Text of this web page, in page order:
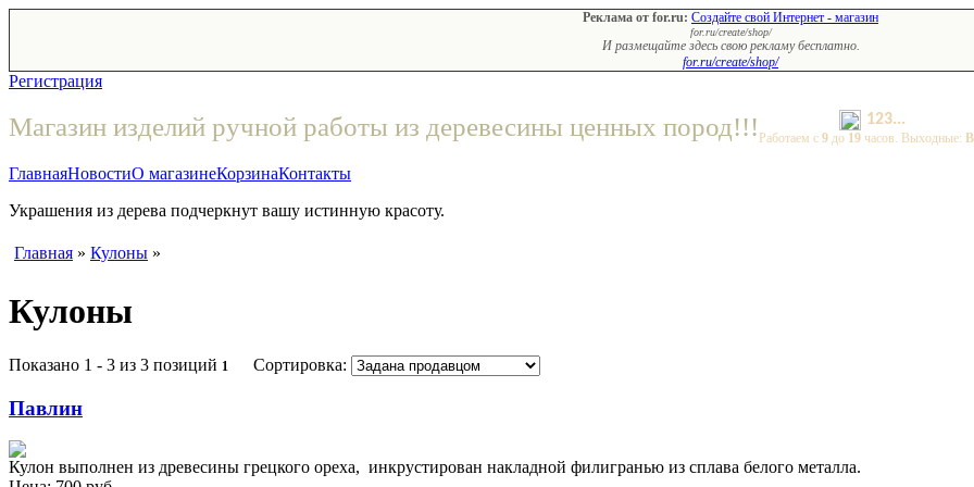
Реклама от for.ru: Создайте свой Интернет - магазин
for.ru/create/shop/
И размещайте здесь свою рекламу бесплатно.
for.ru/create/shop/
Регистрация
Магазин изделий ручной работы из деревесины ценных пород!!! 123...
Работаем с 9 до 19 часов. Выходные:
ГлавнаяНовостиО магазинеКорзинаКонтакты
Украшения из дерева подчеркнут вашу истинную красоту.
Главная » Кулоны »
Кулоны
Показано 1 - 3 из 3 позиций 1 Сортировка:
Павлин
Кулон выполнен из древесины грецкого ореха, инкрустирован накладной филигранью из сплава белого металла.